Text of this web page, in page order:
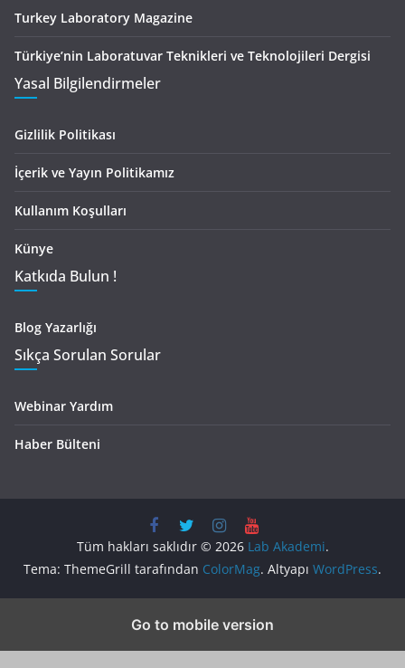
Turkey Laboratory Magazine
Türkiye’nin Laboratuvar Teknikleri ve Teknolojileri Dergisi
Yasal Bilgilendirmeler
Gizlilik Politikası
İçerik ve Yayın Politikamız
Kullanım Koşulları
Künye
Katkıda Bulun !
Blog Yazarlığı
Sıkça Sorulan Sorular
Webinar Yardım
Haber Bülteni
Tüm hakları saklıdır © 2026 Lab Akademi.
Tema: ThemeGrill tarafından ColorMag. Altyapı WordPress.
Go to mobile version